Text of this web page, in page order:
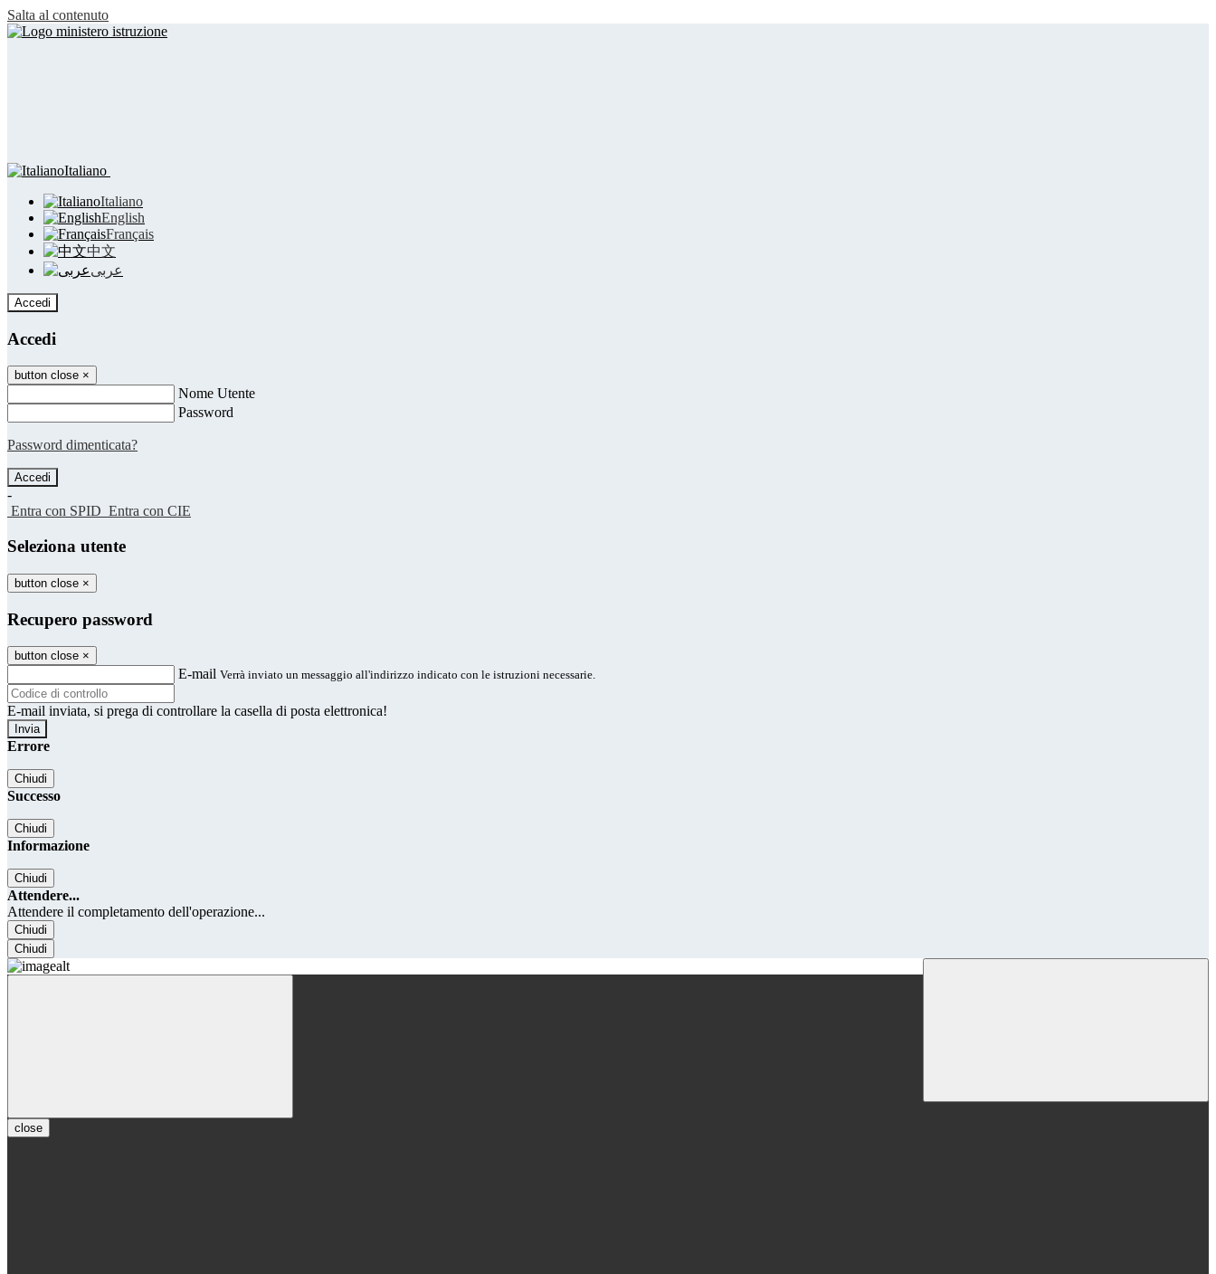
Salta al contenuto
Italiano
Italiano
English
Français
中文
عربى
Accedi
Accedi
button close ×
Nome Utente
Password
Password dimenticata?
-
Entra con SPID Entra con CIE
Seleziona utente
button close ×
Recupero password
button close ×
E-mail Verrà inviato un messaggio all'indirizzo indicato con le istruzioni necessarie.
E-mail inviata, si prega di controllare la casella di posta elettronica!
Errore
Chiudi
Successo
Chiudi
Informazione
Chiudi
Attendere...
Attendere il completamento dell'operazione...
Chiudi
Chiudi
close